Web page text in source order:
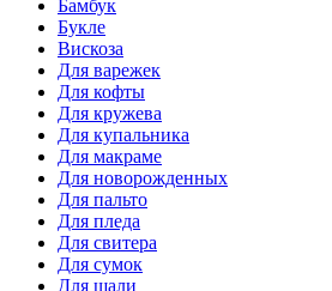
Бамбук
Букле
Вискоза
Для варежек
Для кофты
Для кружева
Для купальника
Для макраме
Для новорожденных
Для пальто
Для пледа
Для свитера
Для сумок
Для шали